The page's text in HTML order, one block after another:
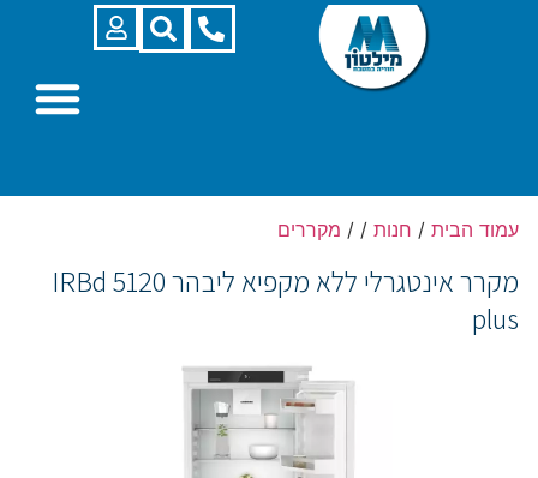
עמוד הבית / חנות /
/ מקררים
מקרר אינטגרלי ללא מקפיא ליבהר IRBd 5120
plus